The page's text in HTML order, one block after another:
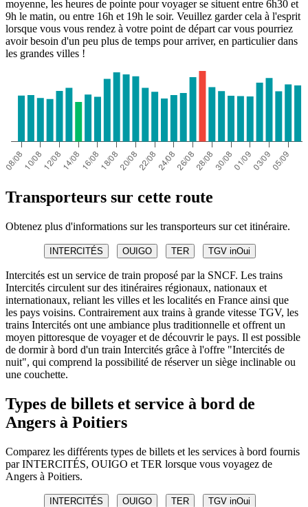
moyenne, les heures de pointe pour voyager se situent entre 6h30 et
9h le matin, ou entre 16h et 19h le soir. Veuillez garder cela à l'esprit
lorsque vous vous rendez à votre point de départ car vous pourriez
avoir besoin d'un peu plus de temps pour arriver, en particulier dans
les grandes villes !
Transporteurs sur cette route
Obtenez plus d'informations sur les transporteurs sur cet itinéraire.
INTERCITÉS OUIGO TER TGV inOui
Intercités est un service de train proposé par la SNCF. Les trains
Intercités circulent sur des itinéraires régionaux, nationaux et
internationaux, reliant les villes et les localités en France ainsi que
les pays voisins. Contrairement aux trains à grande vitesse TGV, les
trains Intercités ont une ambiance plus traditionnelle et offrent un
moyen pittoresque de voyager et de découvrir le pays. Il est possible
de dormir à bord d'un train Intercités grâce à l'offre "Intercités de
nuit", qui comprend la possibilité de réserver un siège inclinable ou
une couchette.
Types de billets et service à bord de
Angers à Poitiers
Comparez les différents types de billets et les services à bord fournis
par INTERCITÉS, OUIGO et TER lorsque vous voyagez de
Angers à Poitiers.
INTERCITÉS OUIGO TER TGV inOui